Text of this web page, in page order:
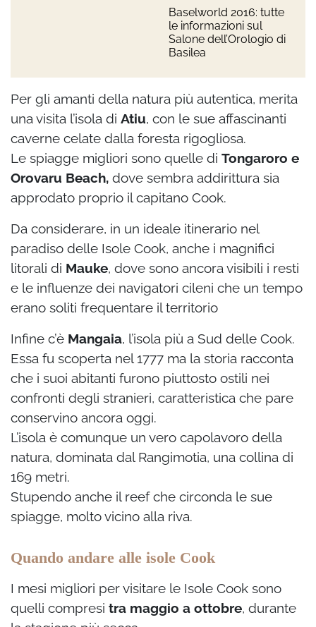
Baselworld 2016: tutte
le informazioni sul
Salone dell’Orologio di
Basilea
Per gli amanti della natura più autentica, merita
una visita l’isola di Atiu, con le sue affascinanti
caverne celate dalla foresta rigogliosa.
Le spiagge migliori sono quelle di Tongaroro e
Orovaru Beach, dove sembra addirittura sia
approdato proprio il capitano Cook.
Da considerare, in un ideale itinerario nel
paradiso delle Isole Cook, anche i magnifici
litorali di Mauke, dove sono ancora visibili i resti
e le influenze dei navigatori cileni che un tempo
erano soliti frequentare il territorio
Infine c’è Mangaia, l’isola più a Sud delle Cook.
Essa fu scoperta nel 1777 ma la storia racconta
che i suoi abitanti furono piuttosto ostili nei
confronti degli stranieri, caratteristica che pare
conservino ancora oggi.
L’isola è comunque un vero capolavoro della
natura, dominata dal Rangimotia, una collina di
169 metri.
Stupendo anche il reef che circonda le sue
spiagge, molto vicino alla riva.
Quando andare alle isole Cook
I mesi migliori per visitare le Isole Cook sono
quelli compresi tra maggio a ottobre, durante